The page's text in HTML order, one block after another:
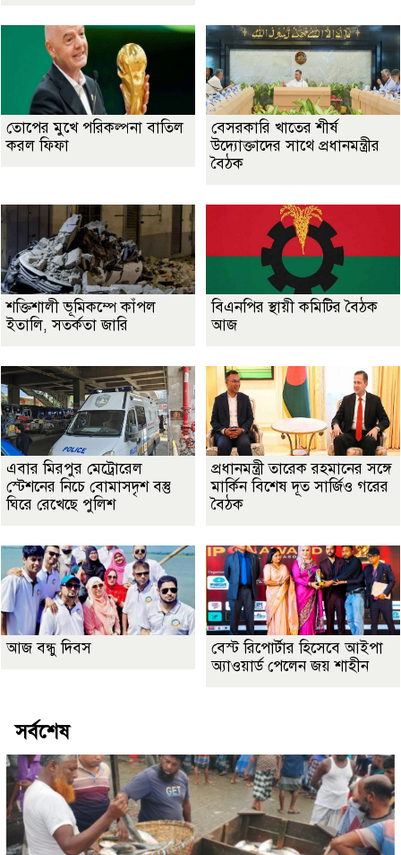
তোপের মুখে পরিকল্পনা বাতিল
করল ফিফা
বেসরকারি খাতের শীর্ষ
উদ্যোক্তাদের সাথে প্রধানমন্ত্রীর
বৈঠক
শক্তিশালী ভূমিকম্পে কাঁপল
ইতালি, সতর্কতা জারি
বিএনপির স্থায়ী কমিটির বৈঠক
আজ
এবার মিরপুর মেট্রোরেল
স্টেশনের নিচে বোমাসদৃশ বস্তু
ঘিরে রেখেছে পুলিশ
প্রধানমন্ত্রী তারেক রহমানের সঙ্গে
মার্কিন বিশেষ দূত সার্জিও গরের
বৈঠক
আজ বন্ধু দিবস
বেস্ট রিপোর্টার হিসেবে আইপা
অ্যাওয়ার্ড পেলেন জয় শাহীন
সর্বশেষ